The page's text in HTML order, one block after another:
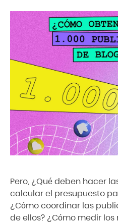
Pero, ¿Qué deben hacer
calcular el presupuesto
¿Cómo coordinar las
de ellos? ¿Cómo medir los